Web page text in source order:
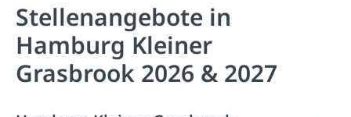
Stellenangebote in
Hamburg Kleiner
Grasbrook 2026 & 2027